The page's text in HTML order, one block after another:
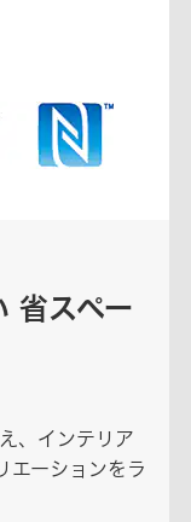
省スペー
、インテリア
エーションをラ